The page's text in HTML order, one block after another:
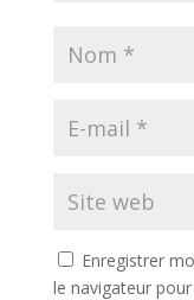
Enregistrer
le navigateur